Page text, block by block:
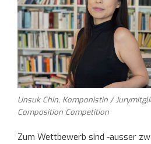
Unsuk Chin, Komponistin /
Composition Competition
Zum Wettbewerb sind -ausser